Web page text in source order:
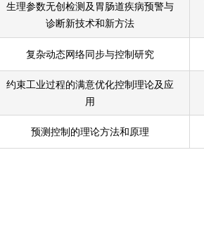
生理参数无创检测及胃肠道疾病预警与
诊断新技术和新方法
复杂动态网络同步与控制研究
约束工业过程的满意优化控制理论及应
用
预测控制的理论方法和原理